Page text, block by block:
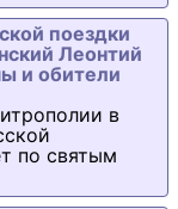
поездки
Леонтий
и обители
в
по святым